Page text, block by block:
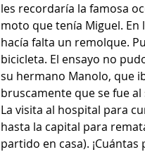
les recordaría la famosa
moto que tenía Miguel.
hacía falta un remolque.
bicicleta. El ensayo no
su hermano Manolo, que
bruscamente que se fue
La visita al hospital para
hasta la capital para
partido en casa).